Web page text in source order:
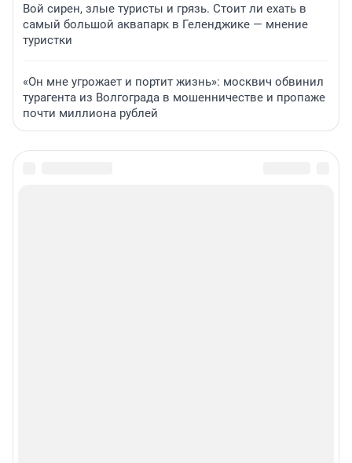
Вой сирен, злые туристы и грязь. Стоит ли ехать в
самый большой аквапарк в Геленджике — мнение
туристки
«Он мне угрожает и портит жизнь»: москвич обвинил
турагента из Волгограда в мошенничестве и пропаже
почти миллиона рублей